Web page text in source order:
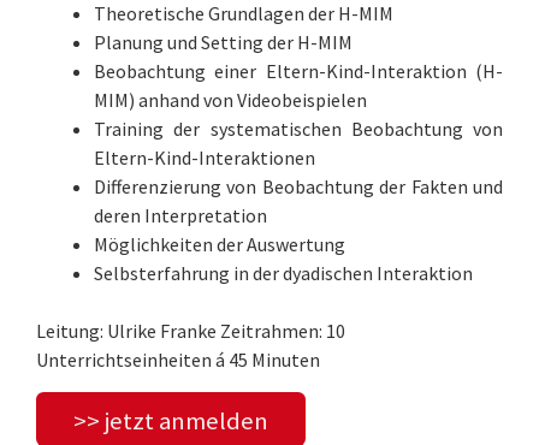
Theoretische Grundlagen der H-MIM
Planung und Setting der H-MIM
Beobachtung einer Eltern-Kind-Interaktion (H-
MIM) anhand von Videobeispielen
Training der systematischen Beobachtung von
Eltern-Kind-Interaktionen
Differenzierung von Beobachtung der Fakten und
deren Interpretation
Möglichkeiten der Auswertung
Selbsterfahrung in der dyadischen Interaktion
Leitung: Ulrike Franke Zeitrahmen: 10
Unterrichtseinheiten á 45 Minuten
>> jetzt anmelden